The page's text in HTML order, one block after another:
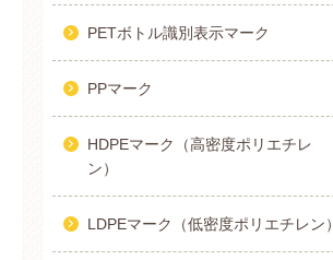
PETボトル識別表示マーク
PPマーク
HDPEマーク（高密度ポリエチレ
ン）
LDPEマーク（低密度ポリエチレン）